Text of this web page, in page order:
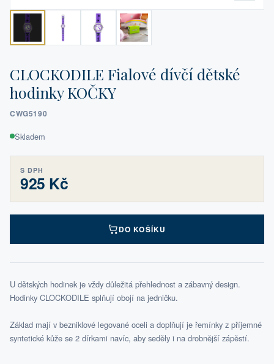
CLOCKODILE Fialové dívčí dětské
hodinky KOČKY
CWG5190
Skladem
S DPH
925 Kč
DO KOŠÍKU
U dětských hodinek je vždy důležitá přehlednost a zábavný design.
Hodinky CLOCKODILE splňují obojí na jedničku.
Základ mají v bezniklové legované oceli a doplňují je řemínky z příjemné
syntetické kůže se 2 dírkami navíc, aby seděly i na drobnější zápěstí.